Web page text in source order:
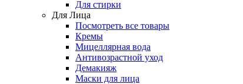
Для стирки
Для Лица
Посмотреть все товары
Кремы
Мицеллярная вода
Антивозрастной уход
Демакияж
Маски для лица